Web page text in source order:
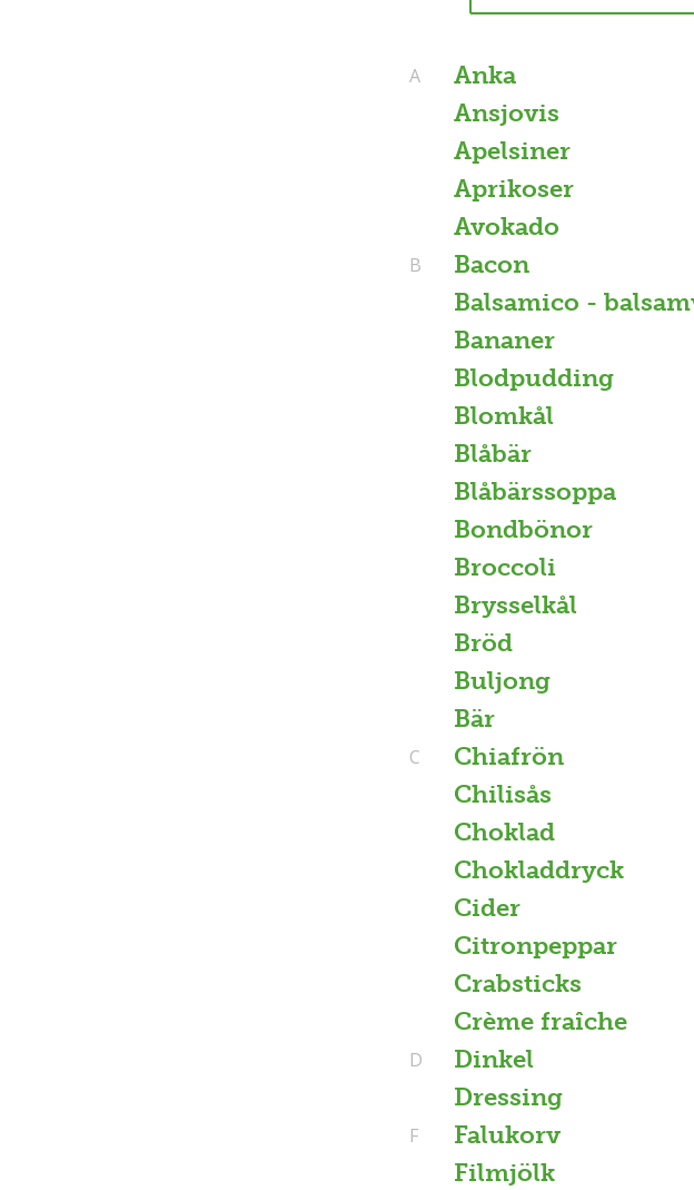
Anka
A
Ansjovis
Apelsiner
Aprikoser
Avokado
Bacon
B
Balsamico -
Bananer
Blodpudding
Blomkål
Blåbär
Blåbärssoppa
Bondbönor
Broccoli
Brysselkål
Bröd
Buljong
Bär
Chiafrön
C
Chilisås
Choklad
Chokladdryck
Cider
Citronpeppar
Crabsticks
Crème fraîche
Dinkel
D
Dressing
Falukorv
F
Filmjölk